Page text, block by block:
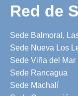
Red de
Sede Balmoral,
Sede Nueva Los
Sede Viña del Mar
Sede Rancagua
Sede Machalí